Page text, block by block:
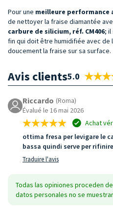
Pour une meilleure performance
de nettoyer la fraise diamantée
carbure de silicium, réf. CM406;
fin qui doit être humidifiée avec de
doucement la fraise sur sa surface.
Avis clients5.0
Riccardo (Roma)
Évalué le 16 mai 2026
Achat
ottima fresa per levigare le
bassa quindi serve per
Traduire l'avis
Todas las opiniones proceden
datos personales no se